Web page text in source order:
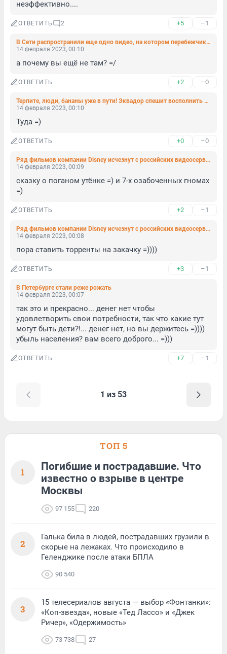
неэффективно....
ОТВЕТИТЬ 2 +5 –1
В Сети распространили еще одно видео, на котором перебежчика из ЧВК «Вагнер» якобы казнят кувалдой
14 февраля 2023, 00:10
а почему вы ещё не там? =/
ОТВЕТИТЬ +2 –0
Терпите, люди, бананы уже в пути! Эквадор спешит восполнить дефицит
14 февраля 2023, 00:10
Туда =)
ОТВЕТИТЬ +0 –0
Ряд фильмов компании Disney исчезнут с российских видеосервисов
14 февраля 2023, 00:09
сказку о поганом утёнке =) и 7-х озабоченных гномах
=)
ОТВЕТИТЬ +2 –1
Ряд фильмов компании Disney исчезнут с российских видеосервисов
14 февраля 2023, 00:08
пора ставить торренты на закачку =))))
ОТВЕТИТЬ +3 –1
В Петербурге стали реже рожать
14 февраля 2023, 00:07
так это и прекрасно... денег нет чтобы
удовлетворить свои потребности, так что какие тут
могут быть дети?!... денег нет, но вы держитесь =))))
убыль населения? вам всего доброго... =)))
ОТВЕТИТЬ +7 –1
1 из 53
ТОП 5
1
Погибшие и пострадавшие. Что
известно о взрыве в центре
Москвы
97 155 220
2
Галька била в людей, пострадавших грузили в
скорые на лежаках. Что происходило в
Геленджике после атаки БПЛА
90 540
3
15 телесериалов августа — выбор «Фонтанки»:
«Коп-звезда», новые «Тед Лассо» и «Джек
Ричер», «Одержимость»
73 738 27